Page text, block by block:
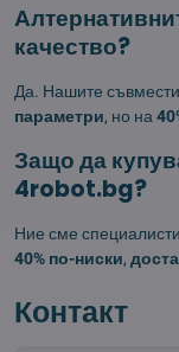
качество?
Да. Нашите
параметри, но на
Защо да
4robot.bg?
Ние сме
40% по-ниски,
Контакт